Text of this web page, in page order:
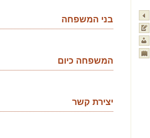
בני המשפחה
המשפחה כיום
יצירת קשר